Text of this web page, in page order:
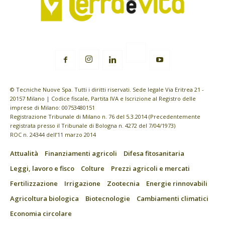
© Tecniche Nuove Spa. Tutti i diritti riservati. Sede legale Via Eritrea 21 -
20157 Milano | Codice fiscale, Partita IVA e Iscrizione al Registro delle
imprese di Milano: 00753480151
Registrazione Tribunale di Milano n. 76 del 5.3.2014 (Precedentemente
registrata presso il Tribunale di Bologna n. 4272 del 7/04/1973)
ROC n. 24344 dell’11 marzo 2014
Attualità Finanziamenti agricoli
Difesa fitosanitaria
Leggi, lavoro e fisco
Colture
Prezzi agricoli e mercati
Fertilizzazione
Irrigazione Zootecnia
Energie rinnovabili
Agricoltura biologica
Biotecnologie
Cambiamenti climatici
Economia circolare